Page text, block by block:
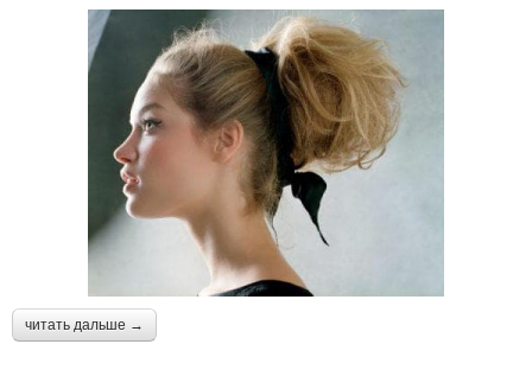
читать дальше →